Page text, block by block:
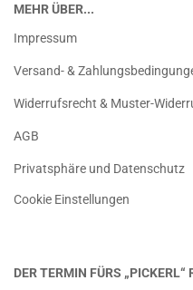
MEHR ÜBER...
Impressum
Versand- &
Widerrufsrecht & Muster-
AGB
Privatsphäre und Datenschutz
Cookie Einstellungen
DER TERMIN FÜRS „PICKERL“